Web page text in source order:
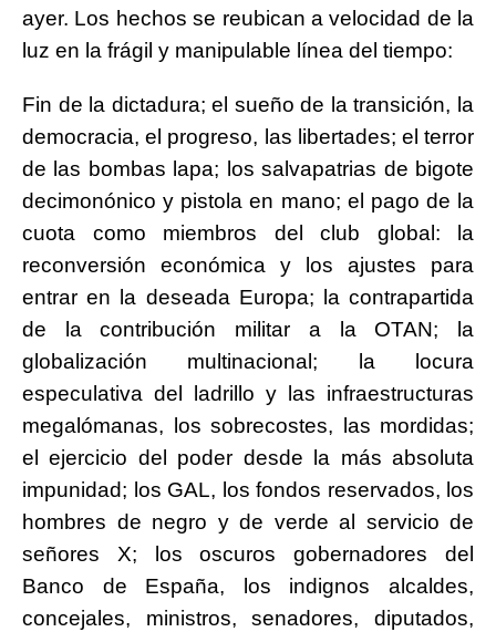
ayer. Los hechos se reubican a velocidad de la
luz en la frágil y manipulable línea del tiempo:
Fin de la dictadura; el sueño de la transición, la
democracia, el progreso, las libertades; el terror
de las bombas lapa; los salvapatrias de bigote
decimonónico y pistola en mano; el pago de la
cuota como miembros del club global: la
reconversión económica y los ajustes para
entrar en la deseada Europa; la contrapartida
de la contribución militar a la OTAN; la
globalización multinacional; la locura
especulativa del ladrillo y las infraestructuras
megalómanas, los sobrecostes, las mordidas;
el ejercicio del poder desde la más absoluta
impunidad; los GAL, los fondos reservados, los
hombres de negro y de verde al servicio de
señores X; los oscuros gobernadores del
Banco de España, los indignos alcaldes,
concejales, ministros, senadores, diputados,